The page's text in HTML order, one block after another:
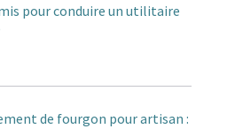
pour conduire un utilitaire
de fourgon pour artisan :